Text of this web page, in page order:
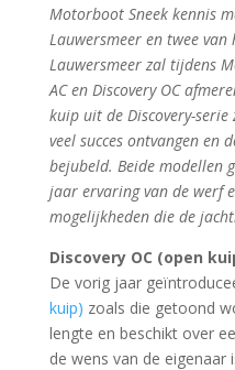
Motorboot Sneek kennis
Lauwersmeer en twee
Lauwersmeer zal tijdens
AC en Discovery OC
kuip uit de Discovery-
veel succes ontvangen en
bejubeld. Beide modellen
jaar ervaring van de werf
mogelijkheden die de
Discovery OC (open
De vorig jaar
kuip) zoals die getoond
lengte en beschikt over
de wens van de eigenaar